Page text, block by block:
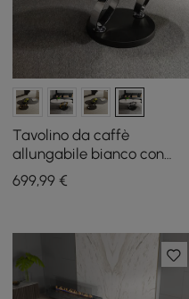
Tavolino da caffè
allungabile bianco con
piedistallo in metallo a
forma di anello
699,99 €